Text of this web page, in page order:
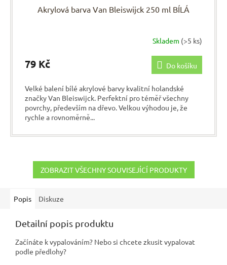
Akrylová barva Van Bleiswijck 250 ml BÍLÁ
Skladem (>5 ks)
79 Kč Do košíku
Velké balení bílé akrylové barvy kvalitní holandské
značky Van Bleiswijck. Perfektní pro téměř všechny
povrchy, především na dřevo. Velkou výhodou je, že
rychle a rovnoměrně...
ZOBRAZIT VŠECHNY SOUVISEJÍCÍ PRODUKTY
Popis Diskuze
Detailní popis produktu
Začínáte k vypalováním? Nebo si chcete zkusit vypalovat
podle předlohy?